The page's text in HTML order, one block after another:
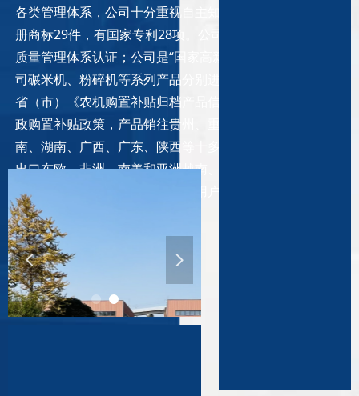
各类管理体系，公司十分重视自主知识产权，有注
册商标29件，有国家专利28项。公司通过ISO9001
质量管理体系认证；公司是“国家高新技术企业”；公
司碾米机、粉碎机等系列产品分别进入国家和相关
省（市）《农机购置补贴归档产品信息》，享受财
政购置补贴政策，产品销往贵州、重庆、四川、云
南、湖南、广西、广东、陕西等十多个省（市），
出口东欧、非洲、南美和亚洲越南、泰国、印度、
俄罗斯等国家和地区，深受广大用户喜爱。
넳 넲